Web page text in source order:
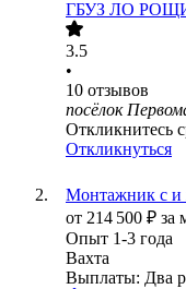
ГБУЗ ЛО
3.5
•
10 отзывов
посёлок
Откликнитесь
Откликнуться
Монтажник с и
от 214 500 ₽ за
Опыт 1-3 года
Вахта
Выплаты: Два